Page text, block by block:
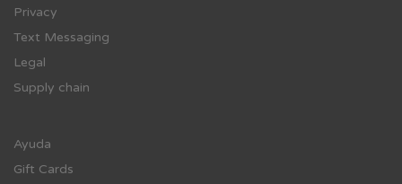
Privacy
Text Messaging
Legal
Supply chain
Ayuda
Gift Cards